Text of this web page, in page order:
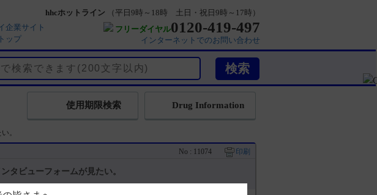
企業サイト
ップ
hhcホットライン
（平日9時～18時 土日・祝日9時～17時）
フリーダイヤル0120-419-497
インターネットでのお問い合わせ
Drug Information
使用期限検索
。
No : 11074 印刷
タビューフォームが見たい。